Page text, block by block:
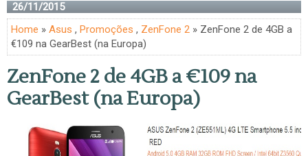
26/11/2015
Home » Asus , Promoções , ZenFone 2 » ZenFone 2 de 4GB a
€109 na GearBest (na Europa)
ZenFone 2 de 4GB a €109 na
GearBest (na Europa)